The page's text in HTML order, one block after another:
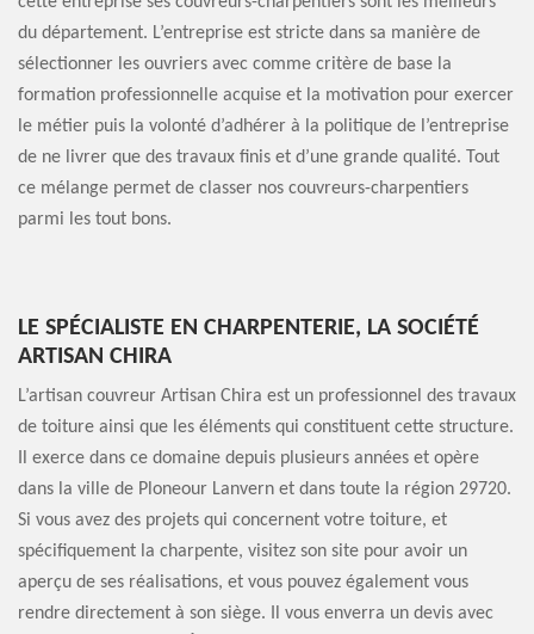
du département. L’entreprise est stricte dans sa manière de
sélectionner les ouvriers avec comme critère de base la
formation professionnelle acquise et la motivation pour exercer
le métier puis la volonté d’adhérer à la politique de l’entreprise
de ne livrer que des travaux finis et d’une grande qualité. Tout
ce mélange permet de classer nos couvreurs-charpentiers
parmi les tout bons.
LE SPÉCIALISTE EN CHARPENTERIE, LA SOCIÉTÉ
ARTISAN CHIRA
L’artisan couvreur Artisan Chira est un professionnel des travaux
de toiture ainsi que les éléments qui constituent cette structure.
Il exerce dans ce domaine depuis plusieurs années et opère
dans la ville de Ploneour Lanvern et dans toute la région 29720.
Si vous avez des projets qui concernent votre toiture, et
spécifiquement la charpente, visitez son site pour avoir un
aperçu de ses réalisations, et vous pouvez également vous
rendre directement à son siège. Il vous enverra un devis avec